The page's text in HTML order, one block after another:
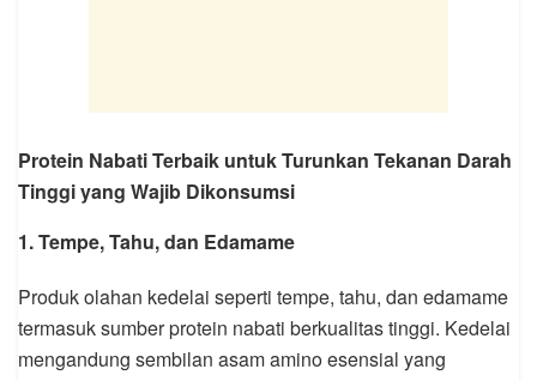
Protein Nabati Terbaik untuk Turunkan Tekanan Darah
Tinggi yang Wajib Dikonsumsi
1. Tempe, Tahu, dan Edamame
Produk olahan kedelai seperti tempe, tahu, dan edamame
termasuk sumber protein nabati berkualitas tinggi. Kedelai
mengandung sembilan asam amino esensial yang